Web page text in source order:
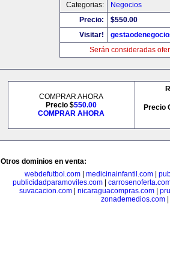
Categorias:
Negocios
Precio:
$550.00
Visitar!
Serán consideradas
COMPRAR AHORA
Precio $550.00
COMPRAR AHORA
Precio
Otros dominios en venta:
webdefutbol.com
medicinainfantil.com
publicidadparamoviles.com
suvacacion.com| nicaraguacompras.com|
zonademedios.com|